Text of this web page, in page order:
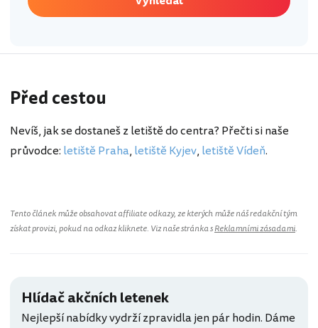
Před cestou
Nevíš, jak se dostaneš z letiště do centra? Přečti si naše
průvodce: letiště Praha, letiště Kyjev, letiště Vídeň.
Tento článek může obsahovat affiliate odkazy, ze kterých může náš redakční tým
získat provizi, pokud na odkaz kliknete. Viz naše stránka sReklamními zásadami.
Hlídač akčních letenek
Nejlepší nabídky vydrží zpravidla jen pár hodin. Dáme